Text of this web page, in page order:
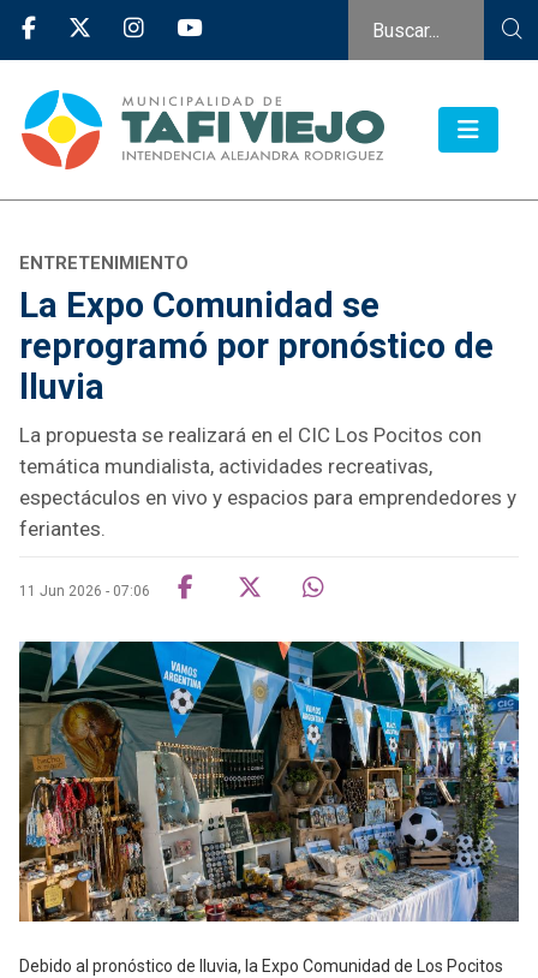
ENTRETENIMIENTO
La Expo Comunidad se
reprogramó por pronóstico de
lluvia
La propuesta se realizará en el CIC Los Pocitos con
temática mundialista, actividades recreativas,
espectáculos en vivo y espacios para emprendedores y
feriantes.
11 Jun 2026 - 07:06
Debido al pronóstico de lluvia, la Expo Comunidad de Los Pocitos